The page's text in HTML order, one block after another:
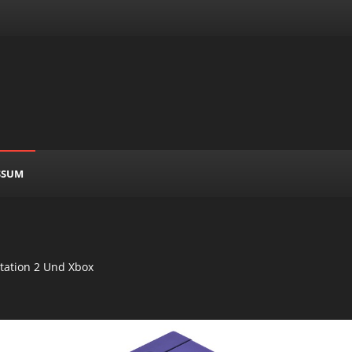
2 Und Xbox
Einem McDonalds Pappbecher?